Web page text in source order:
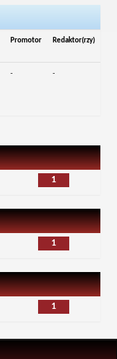
Promotor Redaktor(rzy)
- -
1
1
1